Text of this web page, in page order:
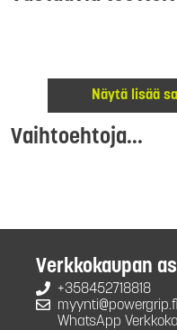
Näytä lisää
Vaihtoehtoja...
Verkkokaupan
+358452718818
myynti@powergrip.fi
WhatsApp